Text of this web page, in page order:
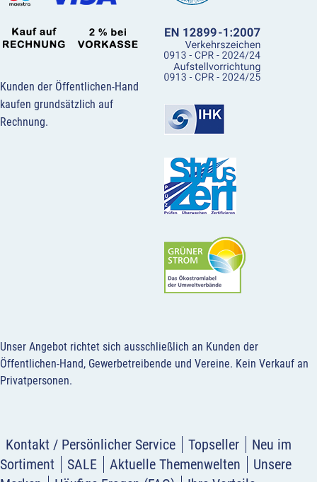
Kunden der Öffentlichen-Hand
kaufen grundsätzlich auf
Rechnung.
Unser Angebot richtet sich ausschließlich an Kunden der
Öffentlichen-Hand, Gewerbetreibende und Vereine. Kein Verkauf an
Privatpersonen.
Kontakt / Persönlicher Service Topseller
Neu im
Sortiment
SALE Aktuelle Themenwelten
Unsere